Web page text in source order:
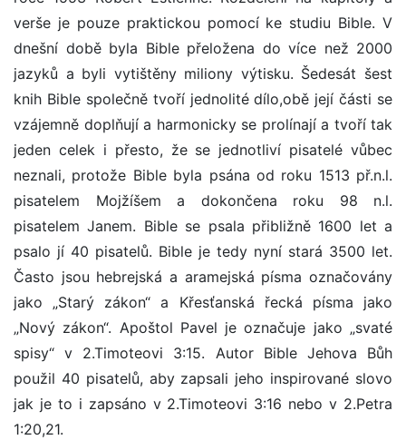
verše je pouze praktickou pomocí ke studiu Bible. V
dnešní době byla Bible přeložena do více než 2000
jazyků a byli vytištěny miliony výtisku. Šedesát šest
knih Bible společně tvoří jednolité dílo,obě její části se
vzájemně doplňují a harmonicky se prolínají a tvoří tak
jeden celek i přesto, že se jednotliví pisatelé vůbec
neznali, protože Bible byla psána od roku 1513 př.n.l.
pisatelem Mojžíšem a dokončena roku 98 n.l.
pisatelem Janem. Bible se psala přibližně 1600 let a
psalo jí 40 pisatelů. Bible je tedy nyní stará 3500 let.
Často jsou hebrejská a aramejská písma označovány
jako „Starý zákon“ a Křesťanská řecká písma jako
„Nový zákon“. Apoštol Pavel je označuje jako „svaté
spisy“ v 2.Timoteovi 3:15. Autor Bible Jehova Bůh
použil 40 pisatelů, aby zapsali jeho inspirované slovo
jak je to i zapsáno v 2.Timoteovi 3:16 nebo v 2.Petra
1:20,21.